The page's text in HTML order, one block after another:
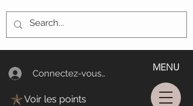
Connectez-vous/Log In
MENU
Voir les points